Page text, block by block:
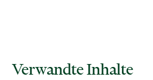
Verwandte Inhalte